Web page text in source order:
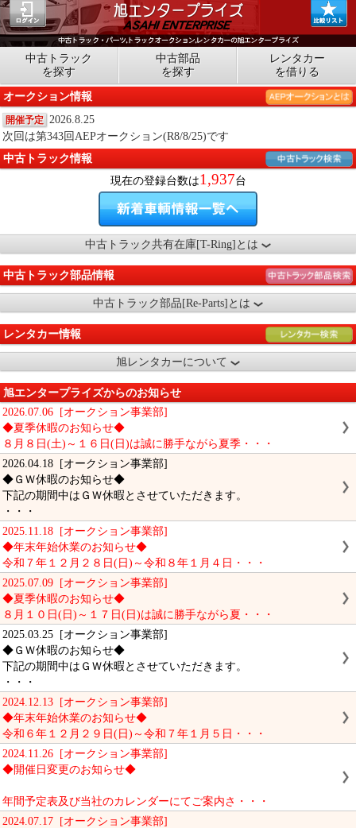
中古トラック
を探す
中古部品
を探す
レンタカー
を借りる
オークション情報
開催予定
2026.8.25
次回は第343回AEPオークション(R8/8/25)です
中古トラック情報
現在の登録台数は1,937台
中古トラック共有在庫[T-Ring]とは
中古トラック部品情報
中古トラック部品[Re-Parts]とは
レンタカー情報
旭レンタカーについて
旭エンタープライズからのお知らせ
2026.07.06 [オークション事業部]
◆夏季休暇のお知らせ◆
８月８日(土)～１６日(日)は誠に勝手ながら夏季・・・
2026.04.18 [オークション事業部]
◆ＧＷ休暇のお知らせ◆
下記の期間中はＧＷ休暇とさせていただきます。
・・・
2025.11.18 [オークション事業部]
◆年末年始休業のお知らせ◆
令和７年１２月２８日(日)～令和８年１月４日・・・
2025.07.09 [オークション事業部]
◆夏季休暇のお知らせ◆
８月１０日(日)～１７日(日)は誠に勝手ながら夏・・・
2025.03.25 [オークション事業部]
◆ＧＷ休暇のお知らせ◆
下記の期間中はＧＷ休暇とさせていただきます。
・・・
2024.12.13 [オークション事業部]
◆年末年始休業のお知らせ◆
令和６年１２月２９日(日)～令和７年１月５日・・・
2024.11.26 [オークション事業部]
◆開催日変更のお知らせ◆
年間予定表及び当社のカレンダーにてご案内さ・・・
2024.07.17 [オークション事業部]